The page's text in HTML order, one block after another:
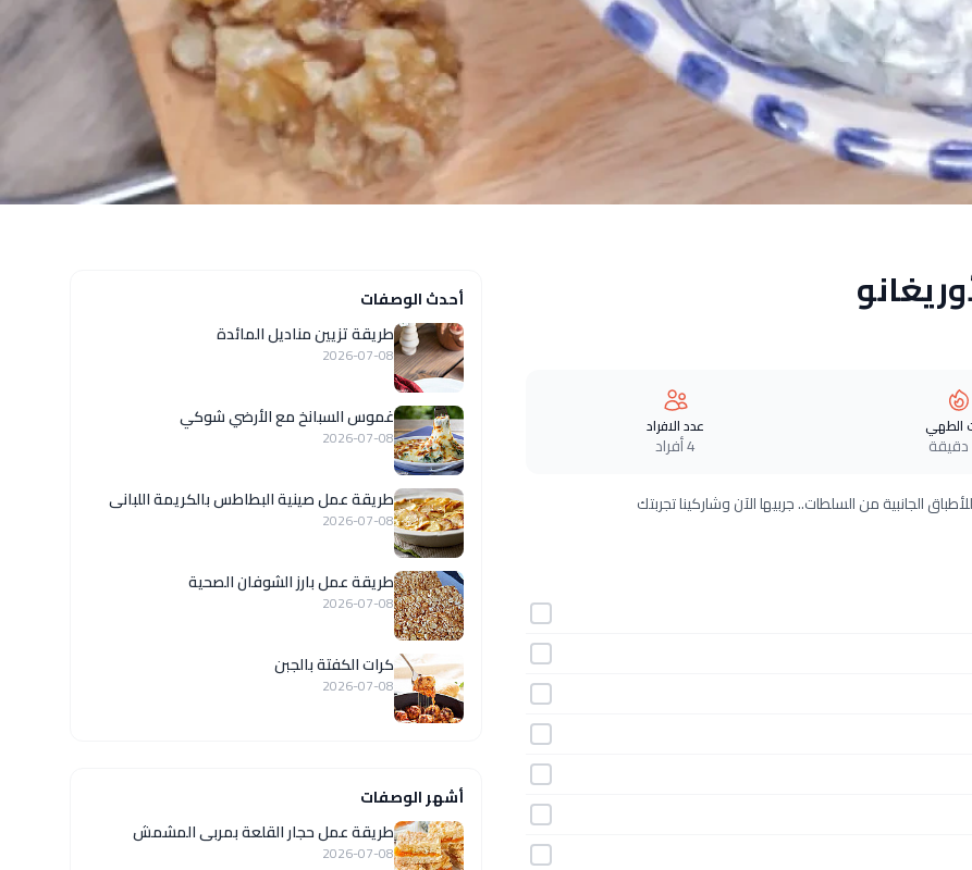
الطهي عدد الافراد
4 أفراد
الجانبية من السلطات.. جربيها الآن وشاركينا تجربتك
أحدث الوصفات
طريقة تزيين مناديل المائدة
2026-07-08
غموس السبانخ مع الأرضي شوكي
2026-07-08
طريقة عمل صينية البطاطس بالكريمة اللبانى
2026-07-08
طريقة عمل بارز الشوفان الصحية
2026-07-08
كرات الكفتة بالجبن
2026-07-08
أشهر الوصفات
طريقة عمل حجار القلعة بمربى المشمش
2026-07-08